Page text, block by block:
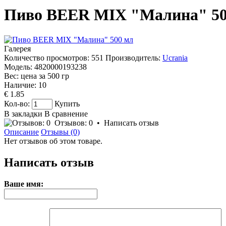
Пиво BEER MIX "Малина"
Галерея
Количество просмотров: 551 Производитель: Ucrania
Модель: 4820000193238
Вес: цена за 500 гр
Наличие: 10
€ 1.85
Кол-во:
Купить
В закладки В сравнение
Отзывов: 0 • Написать отзыв
Описание Отзывы (0)
Нет отзывов об этом товаре.
Написать отзыв
Ваше имя: